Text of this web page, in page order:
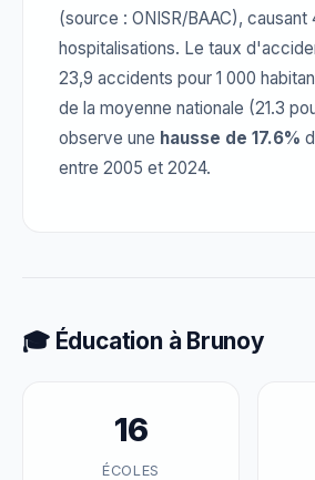
(source : ONISR/BAAC),
hospitalisations. Le taux
23,9 accidents pour 1 000
de la moyenne nationale (21.3
observe une hausse de 17.6%
entre 2005 et 2024.
🎓 Éducation à Brunoy
16
ÉCOLES